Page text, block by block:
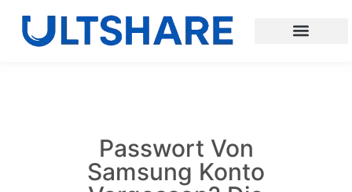
Passwort Von
Samsung Konto